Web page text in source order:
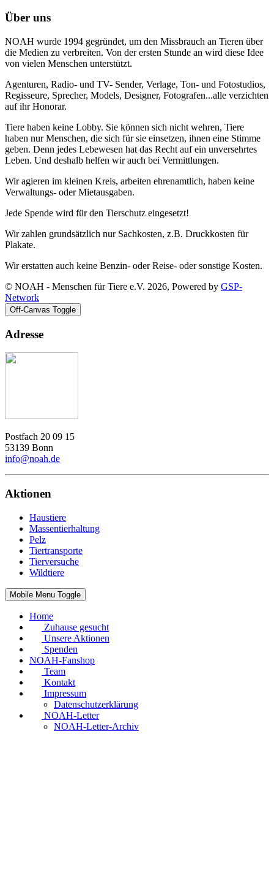
Über uns
NOAH wurde 1994 gegründet, um den Missbrauch an Tieren über
die Medien zu verbreiten. Von der ersten Stunde an wird diese Idee
von vielen Menschen unterstützt.
Agenturen, Radio- und TV- Sender, Verlage, Ton- und Fotostudios,
Regisseure, Sprecher, Models, Designer, Fotografen...alle verzichten
auf ihr Honorar.
Tiere haben keine Lobby. Sie können sich nicht wehren, Tiere
haben nur Menschen, die sich für sie einsetzen, ihnen eine Stimme
geben. Denn jedes Lebewesen hat das Recht auf ein unversehrtes
Leben. Und deshalb helfen wir auch bei Vermittlungen.
Wir agieren im kleinen Kreis, arbeiten ehrenamtlich, haben keine
Verwaltungs- oder Mietausgaben.
Jede Spende wird für den Tierschutz eingesetzt!
Wir zahlen grundsätzlich nur Sachkosten, z.B. Druckkosten für
Plakate.
Wir erstatten auch keine Benzin- oder Reise- oder sonstige Kosten.
© NOAH - Menschen für Tiere e.V. 2026, Powered by GSP-
Network
Off-Canvas Toggle
Adresse
Postfach 20 09 15
53139 Bonn
info@noah.de
Aktionen
Haustiere
Massentierhaltung
Pelz
Tiertransporte
Tierversuche
Wildtiere
Mobile Menu Toggle
Home
Zuhause gesucht
Unsere Aktionen
Spenden
NOAH-Fanshop
Team
Kontakt
Impressum
Datenschutzerklärung
NOAH-Letter
NOAH-Letter-Archiv